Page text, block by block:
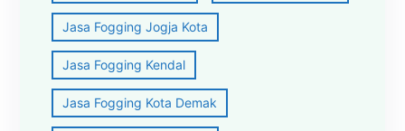
Jasa Fogging Jogja Kota
Jasa Fogging Kendal
Jasa Fogging Kota Demak